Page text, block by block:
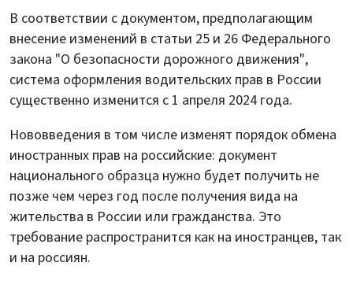
В соответствии с документом, предполагающим
внесение изменений в статьи 25 и 26 Федерального
закона "О безопасности дорожного движения",
система оформления водительских прав в России
существенно изменится с 1 апреля 2024 года.
Нововведения в том числе изменят порядок обмена
иностранных прав на российские: документ
национального образца нужно будет получить не
позже чем через год после получения вида на
жительства в России или гражданства. Это
требование распространится как на иностранцев, так
и на россиян.